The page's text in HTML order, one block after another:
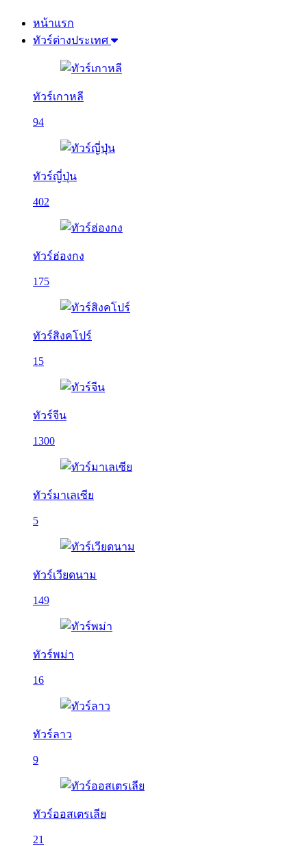
หน้าแรก
ทัวร์ต่างประเทศ
ทัวร์เกาหลี
94
ทัวร์ญี่ปุ่น
402
ทัวร์ฮ่องกง
175
ทัวร์สิงคโปร์
15
ทัวร์จีน
1300
ทัวร์มาเลเซีย
5
ทัวร์เวียดนาม
149
ทัวร์พม่า
16
ทัวร์ลาว
9
ทัวร์ออสเตรเลีย
21